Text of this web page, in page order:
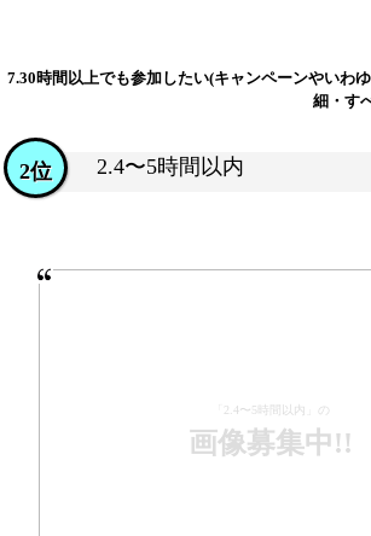
7.30時間以上でも参加したい(キャンペーンやいわ
細・す
2.4〜5時間以内
2位
「2.4〜5時間以内」の
画像募集中!!